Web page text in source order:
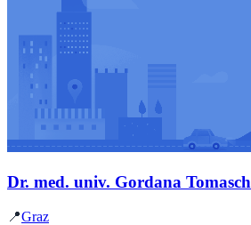
Dr. med. univ. Gordana Tomasch
📍Graz